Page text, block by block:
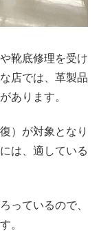
靴底修理を受け
店では、革製品
あります。
）が対象となり
は、適している
っているので、
。